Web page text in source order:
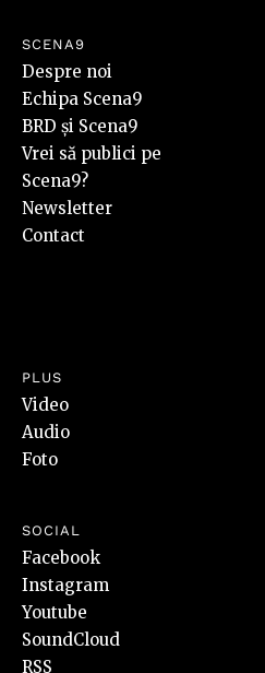
SCENA9
Despre noi
Echipa Scena9
BRD și Scena9
Vrei să publici pe
Scena9?
Newsletter
Contact
PLUS
Video
Audio
Foto
SOCIAL
Facebook
Instagram
Youtube
SoundCloud
RSS